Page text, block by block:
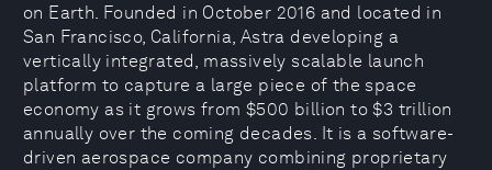
on Earth. Founded in October 2016 and located in
San Francisco, California, Astra developing a
vertically integrated, massively scalable launch
platform to capture a large piece of the space
economy as it grows from $500 billion to $3 trillion
annually over the coming decades. It is a software-
driven aerospace company combining proprietary